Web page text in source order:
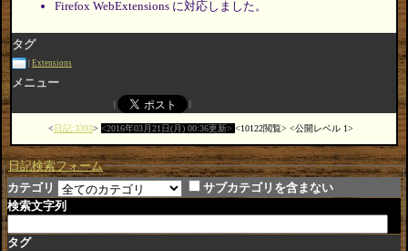
Firefox WebExtensions に対応しました。
タグ
Extensions
メニュー
日記:3393 2016年03月21日(月) 00:36更新 10122閲覧 公開レベル 1
日記検索フォーム
カテゴリ
サブカテゴリを含まない
検索文字列
タグ